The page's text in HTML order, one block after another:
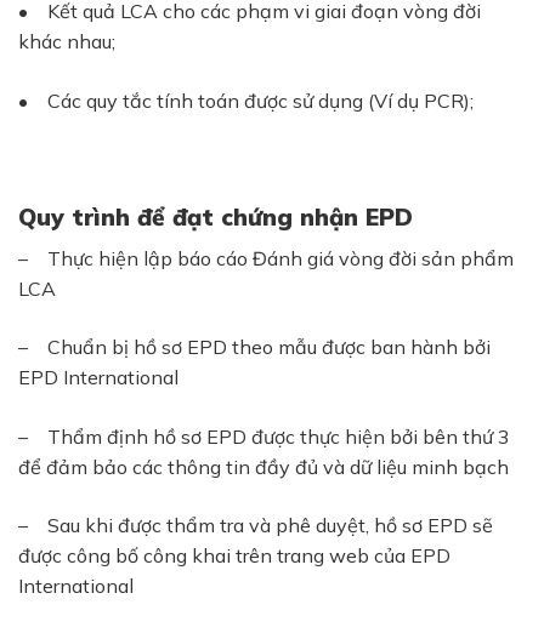
• Kết quả LCA cho các phạm vi giai đoạn vòng đời
khác nhau;
• Các quy tắc tính toán được sử dụng (Ví dụ PCR);
Quy trình để đạt chứng nhận EPD
– Thực hiện lập báo cáo Đánh giá vòng đời sản phẩm
LCA
– Chuẩn bị hồ sơ EPD theo mẫu được ban hành bởi
EPD International
– Thẩm định hồ sơ EPD được thực hiện bởi bên thứ 3
để đảm bảo các thông tin đầy đủ và dữ liệu minh bạch
– Sau khi được thẩm tra và phê duyệt, hồ sơ EPD sẽ
được công bố công khai trên trang web của EPD
International